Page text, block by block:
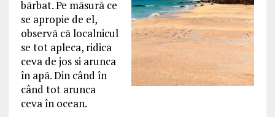
bãrbat. Pe mãsurã ce
se apropie de el,
observã cã localnicul
se tot apleca, ridica
ceva de jos si arunca
în apã. Din când în
când tot arunca
ceva în ocean.